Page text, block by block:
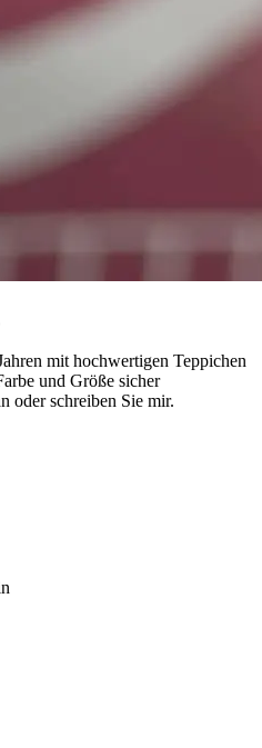
mit hochwertigen Teppichen
und Größe sicher
oder schreiben Sie mir.